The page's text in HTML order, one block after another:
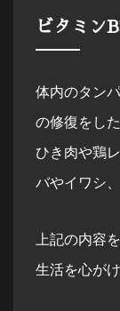
ビタミン
体内のタン
の修復をし
ひき肉や鶏
バやイワシ
上記の内容
生活を心が